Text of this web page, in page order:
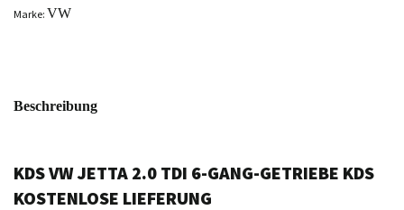
Marke: VW
Beschreibung
KDS VW JETTA 2.0 TDI 6-GANG-GETRIEBE KDS
KOSTENLOSE LIEFERUNG